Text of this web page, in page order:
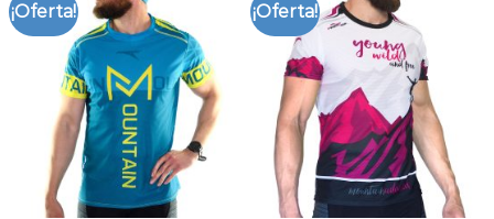
¡Oferta! ¡Oferta!